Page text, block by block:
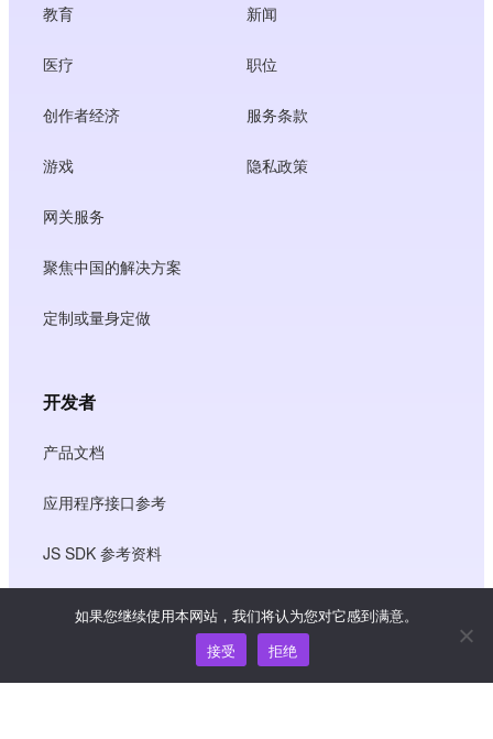
教育
医疗
创作者经济
游戏
网关服务
聚焦中国的解决方案
定制或量身定做
新闻
职位
服务条款
隐私政策
开发者
产品文档
应用程序接口参考
JS SDK 参考资料
知识中心
如果您继续使用本网站，我们将认为您对它感到满意。
接受
拒绝